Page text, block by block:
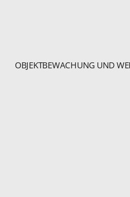
OBJEKTBEWACHUNG UND